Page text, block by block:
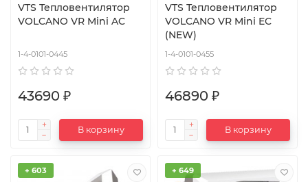
VTS Тепловентилятор
VOLCANO VR Mini AC
1-4-0101-0445
43690 ₽
В корзину
VTS Тепловентилятор
VOLCANO VR Mini EC
(NEW)
1-4-0101-0455
46890 ₽
В корзину
+ 603 + 649